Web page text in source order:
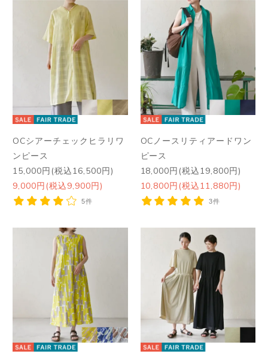
OCシアーチェックヒラリワ
ンピース
15,000円(税込16,500円)
9,000円(税込9,900円)
5件
OCノースリティアードワン
ピース
18,000円(税込19,800円)
10,800円(税込11,880円)
3件